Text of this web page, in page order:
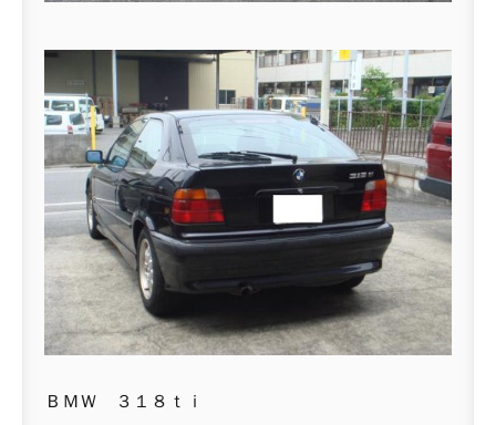
ＢＭＷ ３１８ｔｉ